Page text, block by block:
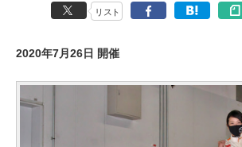
リスト
2020年7月26日 開催